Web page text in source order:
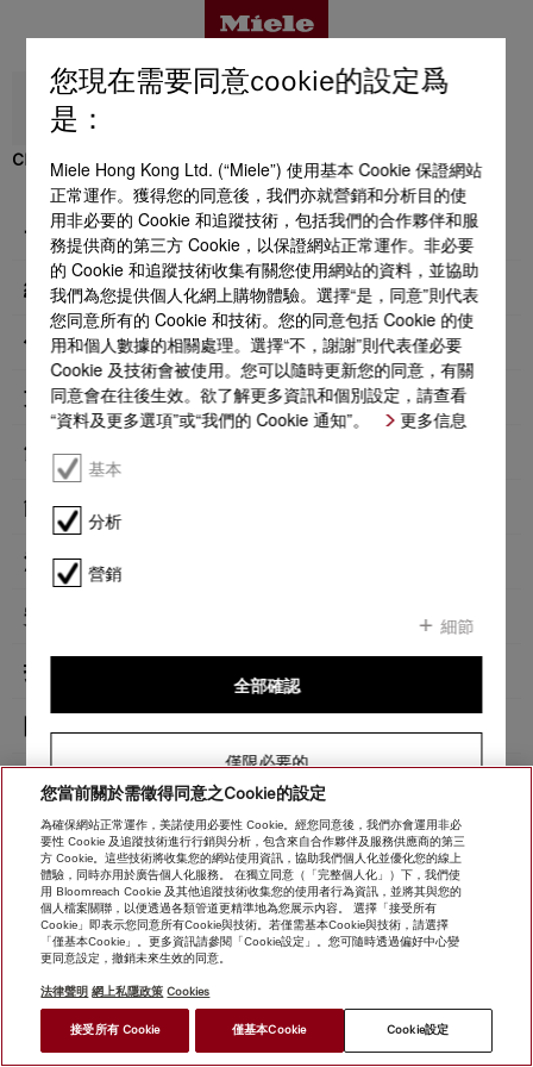
優點
產品詳情
配件
支援與服務
產品詳情 - CM 5310 Silence
HK$ 11,980.00
CM 5310 Silence
一般資料
結構類型和設計
便利功能
方便使用
飲料
能源效益
清潔便利
安全
技術數據
隨附配件
可用的顯示語言
返回
您現在需要同意cookie的設定爲
是：
Miele Hong Kong Ltd. (“Miele”) 使用基本 Cookie 保證網站
正常運作。獲得您的同意後，我們亦就營銷和分析目的使
用非必要的 Cookie 和追蹤技術，包括我們的合作夥伴和服
務提供商的第三方 Cookie，以保證網站正常運作。非必要
的 Cookie 和追蹤技術收集有關您使用網站的資料，並協助
我們為您提供個人化網上購物體驗。選擇“是，同意”則代表
您同意所有的 Cookie 和技術。您的同意包括 Cookie 的使
用和個人數據的相關處理。選擇“不，謝謝”則代表僅必要
Cookie 及技術會被使用。您可以隨時更新您的同意，有關
同意會在往後生效。欲了解更多資訊和個別設定，請查看
“資料及更多選項”或“我們的 Cookie 通知”。
更多信息
基本
分析
營銷
細節
僅限必要的
全部確認
您當前關於需徵得同意之Cookie的設定
為確保網站正常運作，美諾使用必要性 Cookie。經您同意後，我們亦會運用非必
要性 Cookie 及追蹤技術進行行銷與分析，包含來自合作夥伴及服務供應商的第三
方 Cookie。這些技術將收集您的網站使用資訊，協助我們個人化並優化您的線上
體驗，同時亦用於廣告個人化服務。 在獨立同意（「完整個人化」）下，我們使
用 Bloomreach Cookie 及其他追蹤技術收集您的使用者行為資訊，並將其與您的
個人檔案關聯，以便透過各類管道更精準地為您展示內容。 選擇「接受所有
Cookie」即表示您同意所有Cookie與技術。若僅需基本Cookie與技術，請選擇
「僅基本Cookie」。更多資訊請參閱「Cookie設定」。您可隨時透過偏好中心變
更同意設定，撤銷未來生效的同意。
法律聲明 網上私隱政策 Cookies
接受所有 Cookie 僅基本Cookie Cookie設定